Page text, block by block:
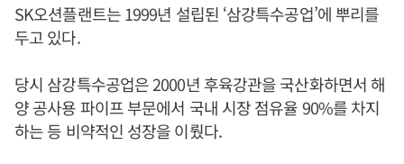
SK오션플랜트는 1999년 설립된 ‘삼강특수공업’에 뿌리를
두고 있다.
당시 삼강특수공업은 2000년 후육강관을 국산화하면서 해
양 공사용 파이프 부문에서 국내 시장 점유율 90%를 차지
하는 등 비약적인 성장을 이뤘다.